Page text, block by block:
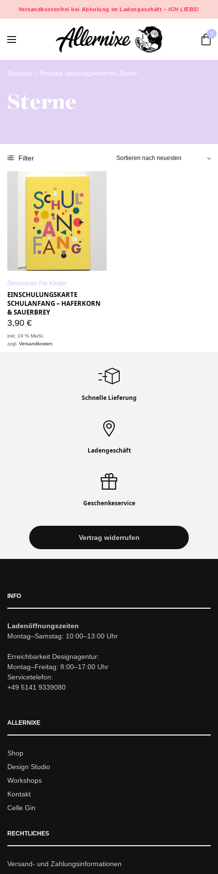
Versandkostenfrei bei Abholung im Ladengeschäft –ICH LIEBS!
0
Startseite / Produkte verschlagwortet mit „Sterne“
Sterne
Filter
Geschenke Für Kinder
EINSCHULUNGSKARTE
SCHULANFANG – HAFERKORN
& SAUERBREY
3,90 €
inkl. 19 % MwSt.
zzgl.Versandkosten
Schnelle Lieferung
Ladengeschäft
Geschenkeservice
Vertrag widerrufen
INFO
Ladenöffnungszeiten
Montag–Samstag: 10:00–13:00 Uhr
Erreichbarkeit Designagentur:
Montag–Freitag: 8:00–17:00 Uhr
Servicetelefon:
+49 5141 9339080
ALLERNIXE
Shop
Design Studio
Workshops
Kontakt
Celle Gin
RECHTLICHES
Versand- und Zahlungsinformationen